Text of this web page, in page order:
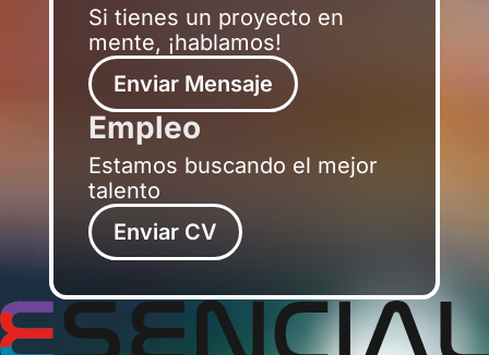
Si tienes un proyecto en
mente, ¡hablamos!
Enviar Mensaje
Empleo
Estamos buscando el mejor
talento
Enviar CV